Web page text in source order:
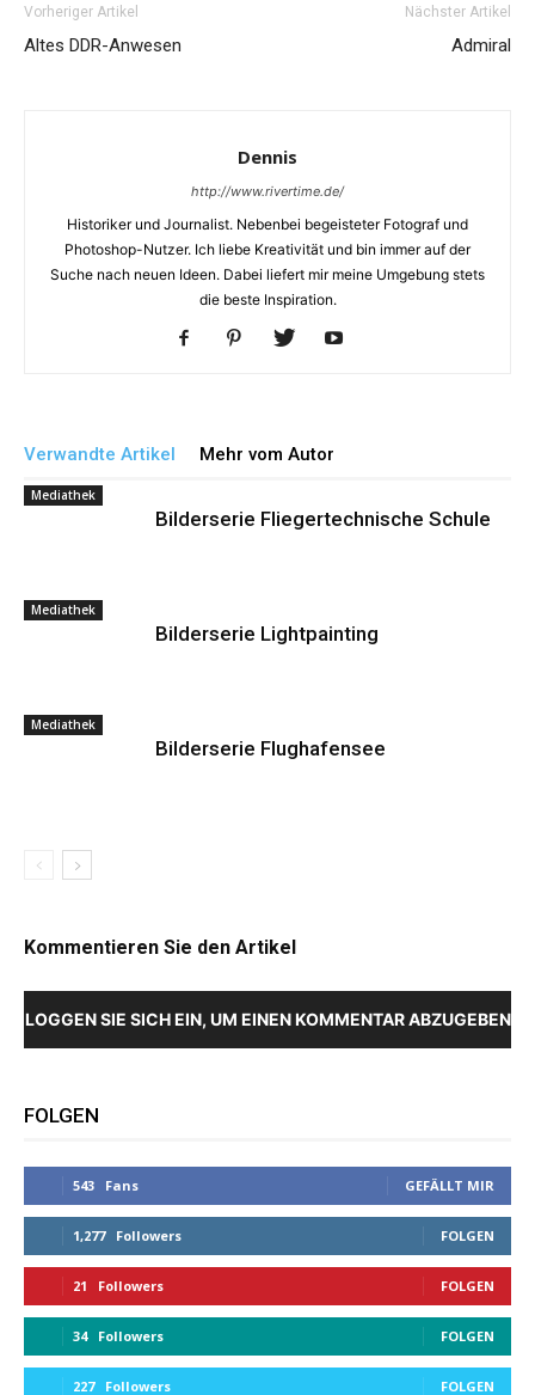
Vorheriger Artikel
Altes DDR-Anwesen
Nächster Artikel
Admiral
Dennis
http://www.rivertime.de/
Historiker und Journalist. Nebenbei begeisteter Fotograf und
Photoshop-Nutzer. Ich liebe Kreativität und bin immer auf der
Suche nach neuen Ideen. Dabei liefert mir meine Umgebung stets
die beste Inspiration.
Verwandte Artikel Mehr vom Autor
Mediathek
Bilderserie Fliegertechnische Schule
Mediathek
Bilderserie Lightpainting
Mediathek
Bilderserie Flughafensee
Kommentieren Sie den Artikel
LOGGEN SIE SICH EIN, UM EINEN KOMMENTAR ABZUGEBEN
FOLGEN
543 Fans GEFÄLLT MIR
1,277 Followers FOLGEN
21 Followers FOLGEN
34 Followers FOLGEN
227 Followers FOLGEN